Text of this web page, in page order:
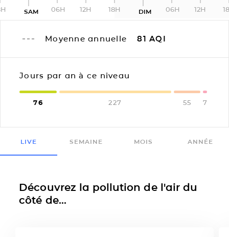
SAM 06H 12H 18H DIM 06H 12H
Moyenne annuelle 81 AQI
Jours par an à ce niveau
76 227 55 7
LIVE SEMAINE MOIS ANNÉE
Découvrez la pollution de l'air du
côté de...